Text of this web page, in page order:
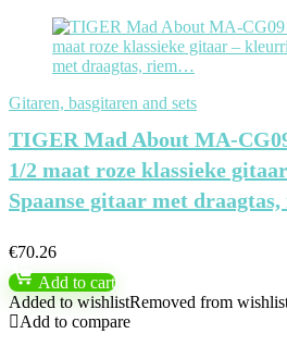
Gitaren, basgitaren and sets
TIGER Mad About MA-
1/2 maat roze klassieke
Spaanse gitaar met
€70.26
Add to cart
Added to wishlistRemoved from
Add to compare